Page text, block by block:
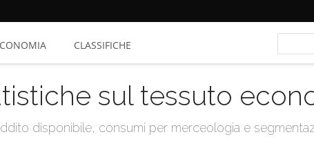
CLASSIFICHE
sul tessuto
disponibile, consumi per merceologia e